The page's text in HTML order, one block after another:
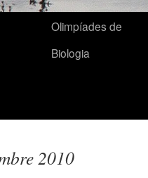
Olimpíades de
Biologia
2010